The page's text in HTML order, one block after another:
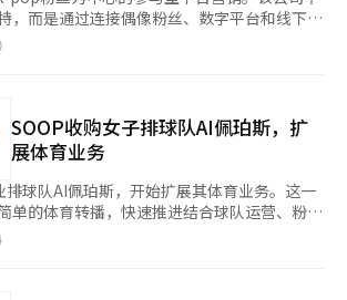
是投资王金丹特’、EBS、Gizmo、Miracle
道总数扩大至20个。 东艾德表示，在AI自动
业编辑的审核，并将伊格鲁斯内容与自家AI门
始后，将针对企业间交易(B2B)客户引入付费
东艾德代表金南炫表示：“伊格鲁斯同时证
索的扩散效果”，并表示：“借助9月的正式
接AI搜索和内容的生态系统。”※ 本报道经人
译与编辑。
，而是通过连接偶像粉丝、数字平台和线下门
19日宣布与KOZ娱乐的
告内容，并通过数字广告、户外广告、线下门
和社交网络服务(SNS)有机结合，开展粉丝参
营销主要集中在知名艺人的品牌曝光，而最近
参与和内容传播，旨在延长平台停留时间。
选为品牌大使，而不仅仅是广告模
户的沟通和服务体验的连接性。此次活动的设
SOOP收购女子排球队AI佩珀斯，扩
展体育业务
排球队AI佩珀斯，开始扩展其体育业务。这一
单的体育转播，快速推进结合球队运营、粉丝
18日，SOOP宣布决定收购AI